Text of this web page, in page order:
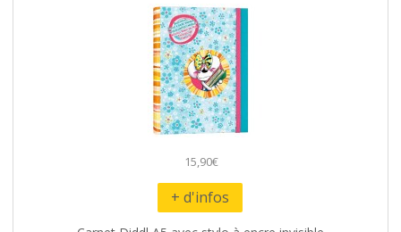
15,90€
+ d'infos